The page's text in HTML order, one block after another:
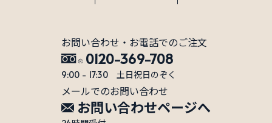
ってもブツブツができて痒くなるのですが、こちら
は大丈夫でした。
お店からのコメント
お問い合わせ・お電話でのご注文
0120-369-708
9:00 - 17:30 土日祝日のぞく
メールでのお問い合わせ
お問い合わせページへ